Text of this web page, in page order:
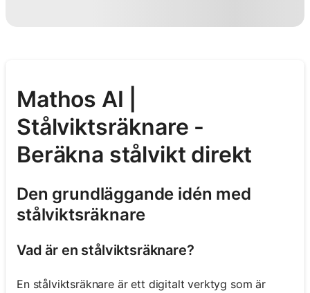
Mathos AI |
Stålviktsräknare -
Beräkna stålvikt direkt
Den grundläggande idén med
stålviktsräknare
Vad är en stålviktsräknare?
En stålviktsräknare är ett digitalt verktyg som är